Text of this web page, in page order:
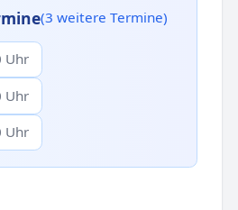
(3 weitere Termine)
Uhr
Uhr
Uhr